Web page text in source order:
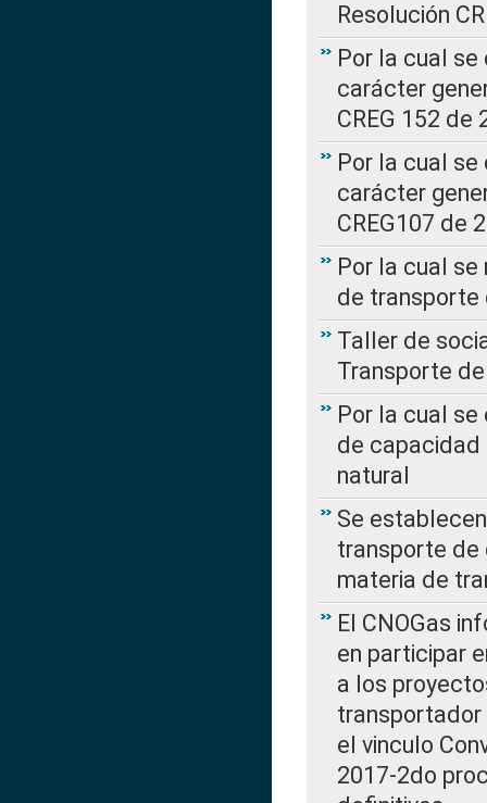
Resolución
Por la cual
carácter
CREG 152 de
Por la cual
carácter
CREG107 de
Por la cual
de transporte
Taller de
Transporte
Por la cual
de capacidad
natural
Se
transporte de
materia de
El CNOGas
en participar
a los
transportador
el vinculo
2017-2do